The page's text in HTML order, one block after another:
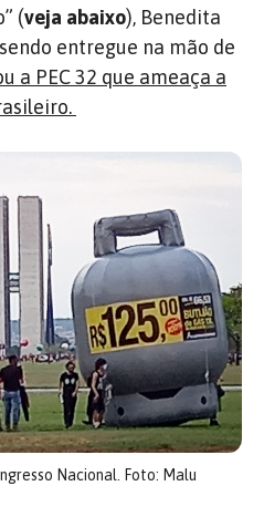
(veja abaixo), Benedita
entregue na mão de
a PEC 32 que ameaça a
Nacional. Foto: Malu